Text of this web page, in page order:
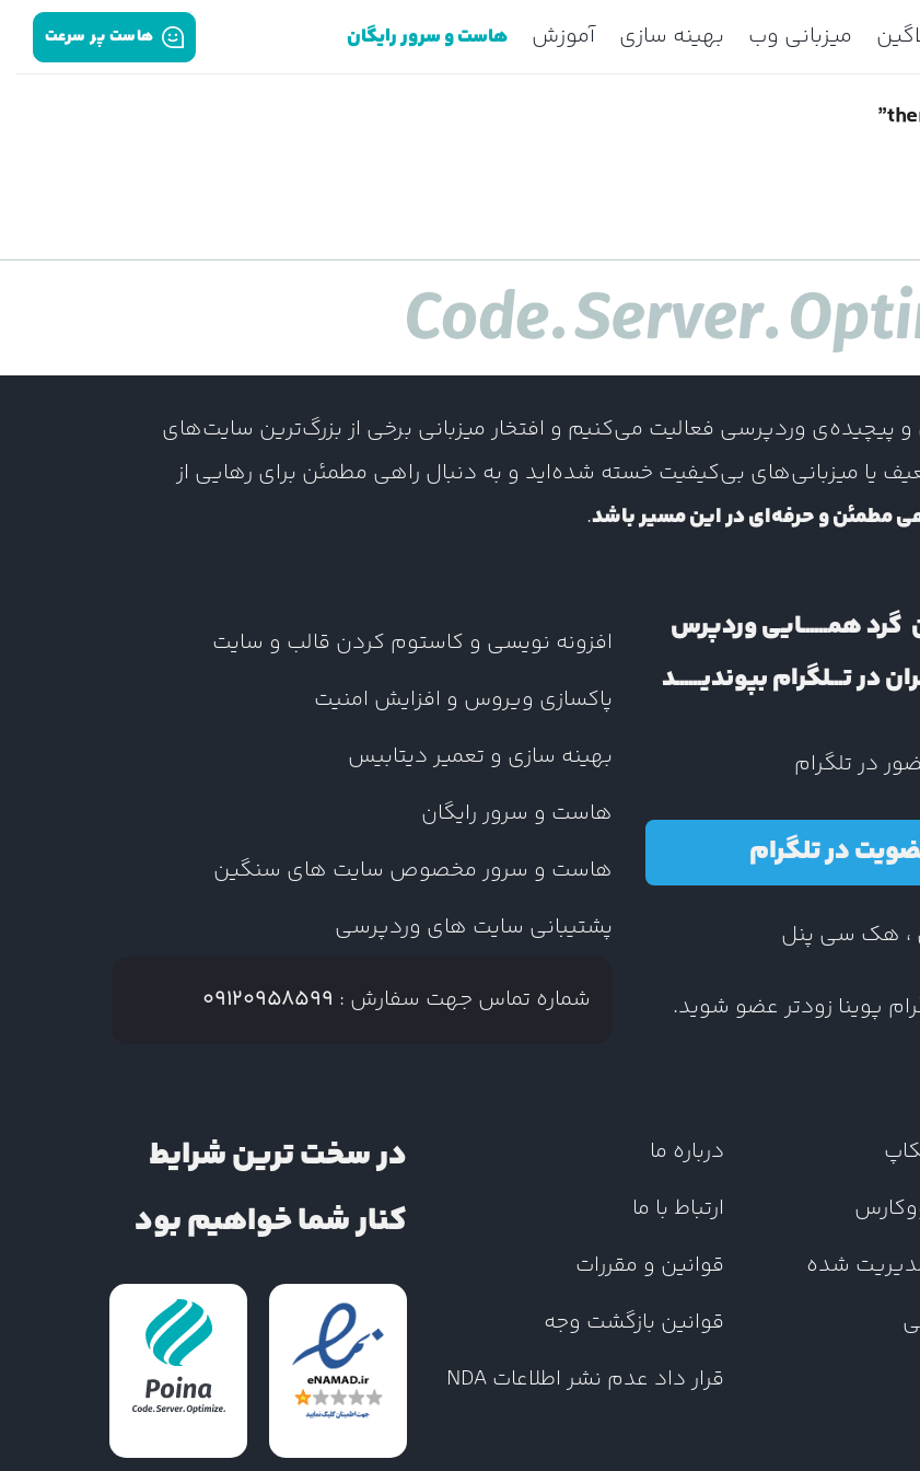
میزبانی وب بهینه سازی آموزش هاست و سرور رایگان هاست پر سرعت
وردپرسی فعالیت می‌کنیم و افتخار میزبانی برخی از بزرگ‌ترین سایت‌های
یا میزبانی‌های بی‌کیفیت خسته شده‌اید و به دنبال راهی مطمئن برای رهایی از
مطمئن و حرفه‌ای در این مسیر باشد.
گرد همــــــایی وردپرس
در تـــلگرام بپوندیــــــد
در تلگرام
در تلگرام
هک سی پنل
پوینا زودتر عضو شوید.
افزونه نویسی و کاستوم کردن قالب و سایت
پاکسازی ویروس و افزایش امنیت
بهینه سازی و تعمیر دیتابیس
هاست و سرور رایگان
هاست و سرور مخصوص سایت های سنگین
پشتیبانی سایت های وردپرسی
شماره تماس جهت سفارش : 09120958599
شده
درباره ما
ارتباط با ما
قوانین و مقررات
قوانین بازگشت وجه
قرار داد عدم نشر اطلاعات NDA
در سخت ترین شرایط
کنار شما خواهیم بود